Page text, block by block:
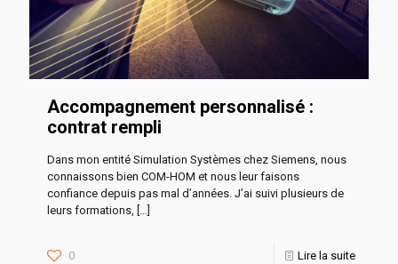
Accompagnement personnalisé :
contrat rempli
Dans mon entité Simulation Systèmes chez Siemens, nous
connaissons bien COM-HOM et nous leur faisons
confiance depuis pas mal d’années. J’ai suivi plusieurs de
leurs formations, […]
0 Lire la suite